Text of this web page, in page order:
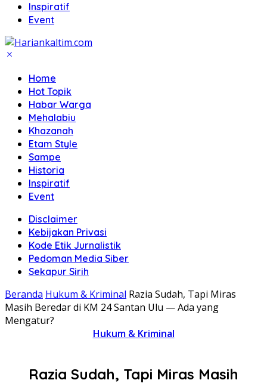
Inspiratif
Event
Home
Hot Topik
Habar Warga
Mehalabiu
Khazanah
Etam Style
Sampe
Historia
Inspiratif
Event
Disclaimer
Kebijakan Privasi
Kode Etik Jurnalistik
Pedoman Media Siber
Sekapur Sirih
Beranda Hukum & Kriminal Razia Sudah, Tapi Miras
Masih Beredar di KM 24 Santan Ulu — Ada yang
Mengatur?
Hukum & Kriminal
Razia Sudah, Tapi Miras Masih